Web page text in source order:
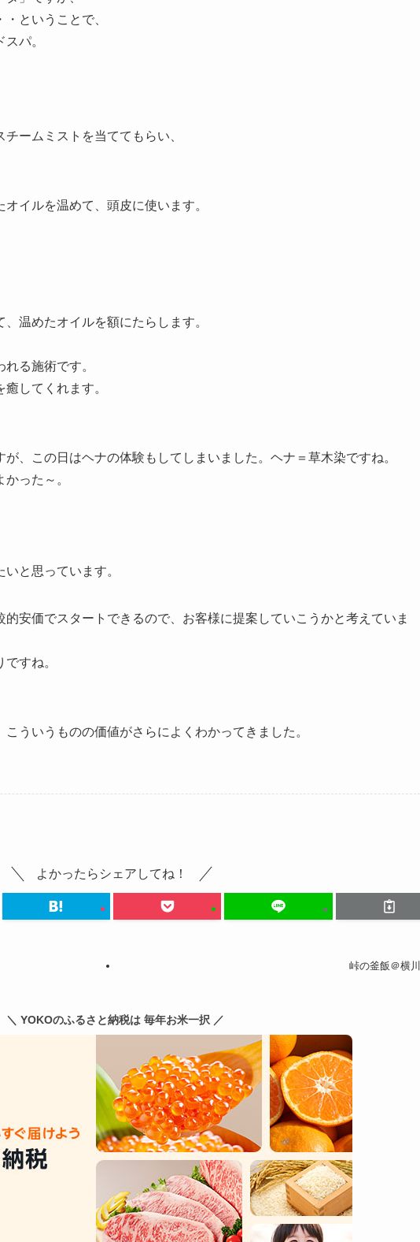
ということで、
パ。
ームミストを当ててもらい、
ルを温めて、頭皮に使います。
めたオイルを額にたらします。
る施術です。
してくれます。
、この日はヘナの体験もしてしまいました。ヘナ＝草木染ですね。
った～。
と思っています。
安価でスタートできるので、お客様に提案していこうかと考えていま
すね。
ういうものの価値がさらによくわかってきました。
よかったらシェアしてね！
峠の釜飯＠横川
＼ YOKOのふるさと納税は 毎年お米一択 ／